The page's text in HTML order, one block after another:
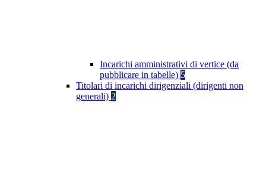
Incarichi amministrativi di vertice (da
pubblicare in tabelle) 5
Titolari di incarichi dirigenziali (dirigenti non
generali) 2